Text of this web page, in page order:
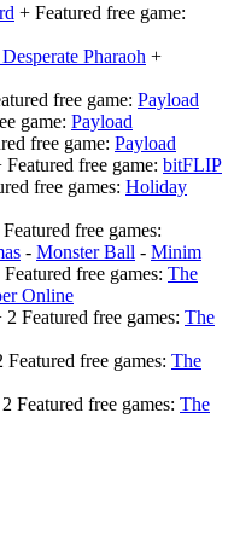
+ Featured free game:
Pharaoh +
free game: Payload
game: Payload
free game: Payload
Featured free game: bitFLIP
free games: Holiday
free games:
- Monster Ball - Minim
free games: The
Online
2 Featured free games: The
free games: The
Featured free games: The